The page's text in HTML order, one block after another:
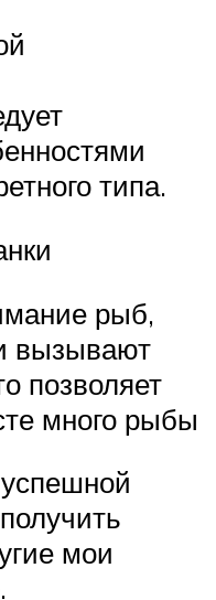
типа.
рыб,
вызывают
позволяет
много рыбы
мои